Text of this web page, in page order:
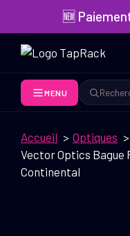
contenu
🆕
MENU
Accueil Optiques
Vector Optics Bague
Continental